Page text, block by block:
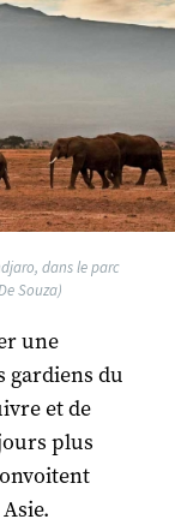
dans le parc
Souza)
une
gardiens du
et de
plus